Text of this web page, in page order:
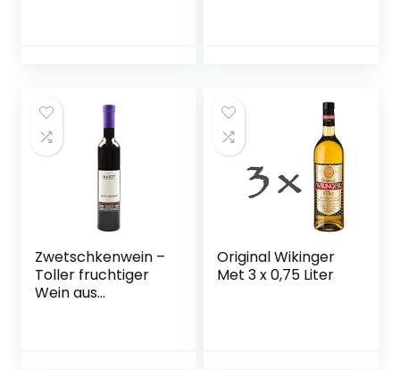
Zwetschkenwein –
Toller fruchtiger
Wein aus
Original Wikinger
Met 3 x 0,75 Liter